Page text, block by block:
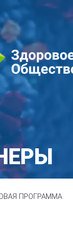
ПРОГРАММА